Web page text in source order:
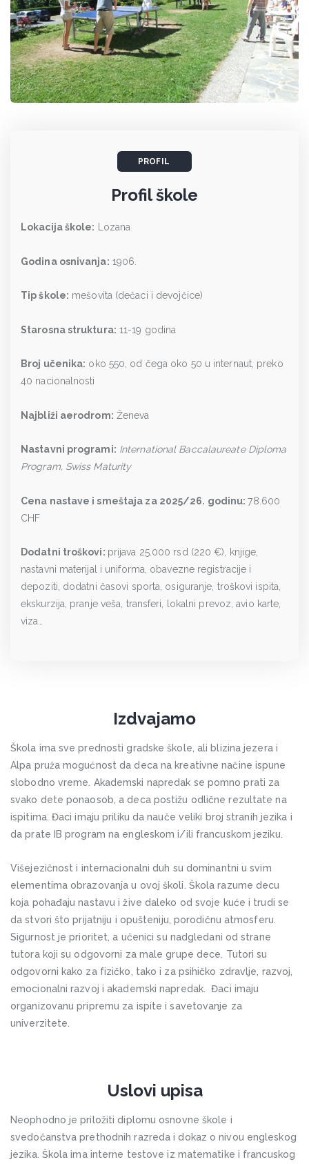
PROFIL
Profil škole
Lokacija škole: Lozana
Godina osnivanja: 1906.
Tip škole: mešovita (dečaci i devojčice)
Starosna struktura: 11-19 godina
Broj učenika: oko 550, od čega oko 50 u internaut, preko
40 nacionalnosti
Najbliži aerodrom: Ženeva
Nastavni programi: International Baccalaureate Diploma
Program, Swiss Maturity
Cena nastave i smeštaja za 2025/26. godinu:78.600
CHF
Dodatni troškovi: prijava 25.000 rsd (220 €), knjige,
nastavni materijal i uniforma, obavezne registracije i
depoziti, dodatni časovi sporta, osiguranje, troškovi ispita,
ekskurzija, pranje veša, transferi, lokalni prevoz, avio karte,
viza…
Izdvajamo
Škola ima sve prednosti gradske škole, ali blizina jezera i
Alpa pruža mogućnost da deca na kreativne načine ispune
slobodno vreme. Akademski napredak se pomno prati za
svako dete ponaosob, a deca postižu odlične rezultate na
ispitima. Đaci imaju priliku da nauče veliki broj stranih jezika i
da prate IB program na engleskom i/ili francuskom jeziku.
Višejezičnost i internacionalni duh su dominantni u svim
elementima obrazovanja u ovoj školi. Škola razume decu
koja pohađaju nastavu i žive daleko od svoje kuće i trudi se
da stvori što prijatniju i opušteniju, porodičnu atmosferu.
Sigurnost je prioritet, a učenici su nadgledani od strane
tutora koji su odgovorni za male grupe dece. Tutori su
odgovorni kako za fizičko, tako i za psihičko zdravlje, razvoj,
emocionalni razvoj i akademski napredak. Đaci imaju
organizovanu pripremu za ispite i savetovanje za
univerzitete.
Uslovi upisa
Neophodno je priložiti diplomu osnovne škole i
svedočanstva prethodnih razreda i dokaz o nivou engleskog
jezika. Škola ima interne testove iz matematike i francuskog